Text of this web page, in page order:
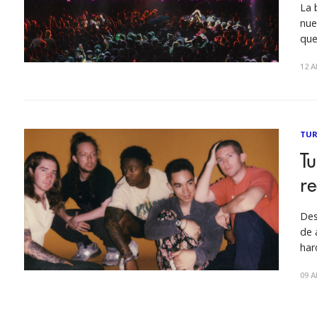
La
de
12
de
09